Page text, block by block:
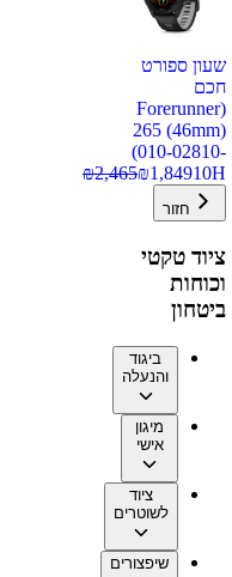
שעון ספורט
חכם
(Forerunner
265 (46mm)
(010-02810-
10H
₪1,849
₪2,465
חזור
ציוד טקטי
וכוחות
ביטחון
ביגוד
והנעלה
מיגון
אישי
ציוד
לשוטרים
שיפצורים